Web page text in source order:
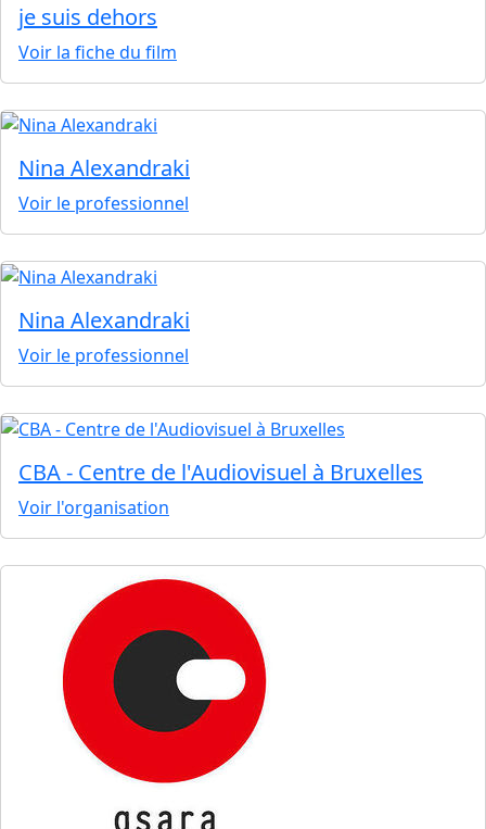
je suis dehors
Voir la fiche du film
Nina Alexandraki
Voir le professionnel
Nina Alexandraki
Voir le professionnel
CBA - Centre de l'Audiovisuel à Bruxelles
Voir l'organisation